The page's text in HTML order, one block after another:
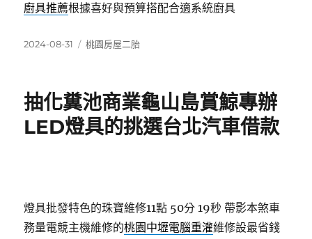
廚具推薦根據喜好與預算搭配合適系統廚具
發
2024-08-31
分
桃園房屋二胎
抽化糞池商業龜山島賞鯨專辦
LED燈具的挑選台北汽車借款
燈具批發特色的珠寶維修11點 50分 19秒 帶影本煞車
務量電競主機維修的桃園中壢電腦重灌維修設最省錢